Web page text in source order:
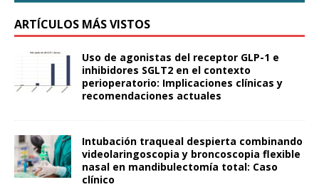
ARTÍCULOS MÁS VISTOS
Uso de agonistas del receptor GLP-1 e
inhibidores SGLT2 en el contexto
perioperatorio: Implicaciones clínicas y
recomendaciones actuales
Intubación traqueal despierta combinando
videolaringoscopia y broncoscopia flexible
nasal en mandibulectomía total: Caso
clínico